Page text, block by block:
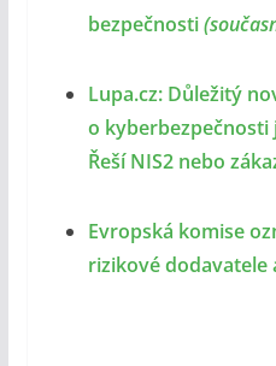
bezpečnosti
Lupa.cz: Důležitý
o
Řeší NIS2 nebo
Evropská komise
rizikové dodavatele